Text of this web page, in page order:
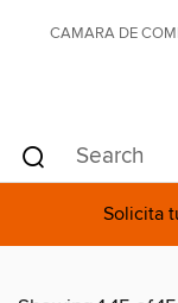
CAMARA DE
Solicita